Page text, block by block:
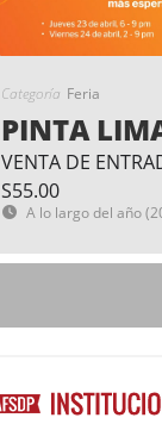
Categoría Feria
PINTA
VENTA DE
S55.00
A lo largo del año